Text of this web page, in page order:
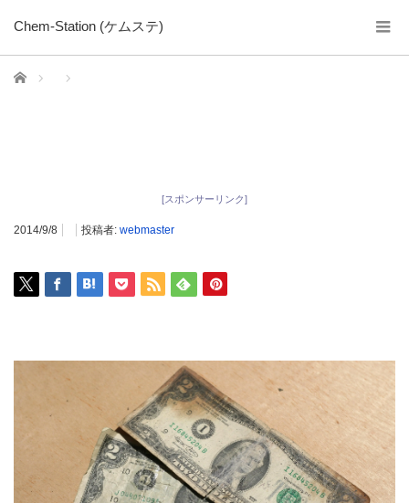
Chem-Station (ケムステ)
ホーム
[スポンサーリンク]
2014/9/8 投稿者: webmaster